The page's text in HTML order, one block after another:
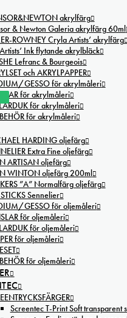
akrylfärg
& Newton Galeria akrylfärg 60ml
ROWNEY Cryla Artists’ akrylfärg
Ink flytande akrylbläck
Lefranc & Bourgeois
och AKRYLPAPPER
GESSO för akrylmåleri
för akrylmåleri
för akrylmåleri
för akrylmåleri
HARDING oljefärg
Extra Fine oljefärg
ARTISAN oljefärg
WINTON oljefärg 200ml
”A” Normalfärg oljefärg
Sennelier
GESSO för oljemåleri
för oljemåleri
för oljemåleri
för oljemåleri
för oljemåleri
Screentec T-Print Soft transparent